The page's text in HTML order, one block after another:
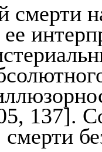
смерти
137].